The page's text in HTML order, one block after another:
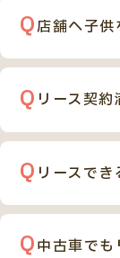
入を比べると
しかし自動車
いくにあたっ
の整備士がお
約期間満了後
店舗へ子供
もちろん問題
カーリンク上
お子様連れの
です。ぜひお
リース契
お客様のライ
らご自由に選
1. 設定され
頂く。
2. お客様の
リースで
基本的には国
の輸入車も可
中古車でも